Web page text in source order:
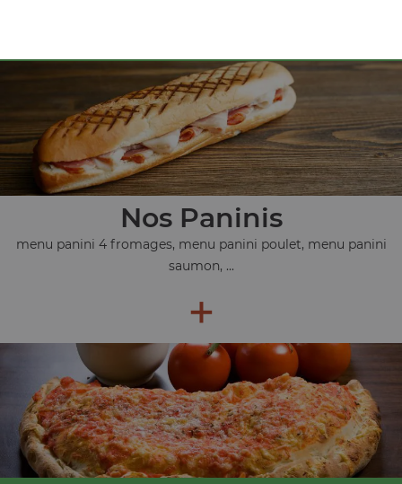
Nos Paninis
menu panini 4 fromages, menu panini poulet, menu panini
saumon, ...
+